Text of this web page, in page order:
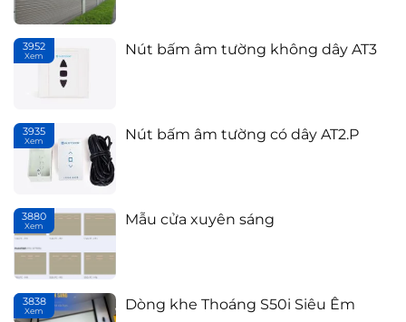
3952
Xem Nút bấm âm tường không dây AT3
3935
Xem Nút bấm âm tường có dây AT2.P
3880
Xem Mẫu cửa xuyên sáng
3838
Xem Dòng khe Thoáng S50i Siêu Êm